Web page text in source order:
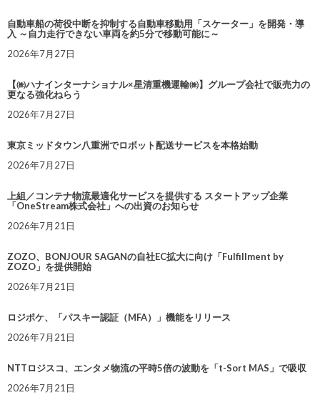
自動車船の荷役中断を抑制する自動車移動用「スケーター」を開発・導
入 ～自力走行できない車両を約5分で移動可能に～
2026年7月27日
【㈱ハナインターナショナル×星清重機運輸㈱】グループ会社で販売力の
更なる強化ねらう
2026年7月27日
東京ミッドタウン八重洲でロボット配送サービスを本格始動
2026年7月27日
上組／コンテナ物流最適化サービスを提供する スタートアップ企業
「OneStream株式会社」への出資のお知らせ
2026年7月21日
ZOZO、BONJOUR SAGANの自社EC拡大に向け「Fulfillment by
ZOZO」を提供開始
2026年7月21日
ロジポケ、「パスキー認証（MFA）」機能をリリース
2026年7月21日
NTTロジスコ、エンタメ物流の平時5倍の波動を「t-Sort MAS」で吸収
2026年7月21日